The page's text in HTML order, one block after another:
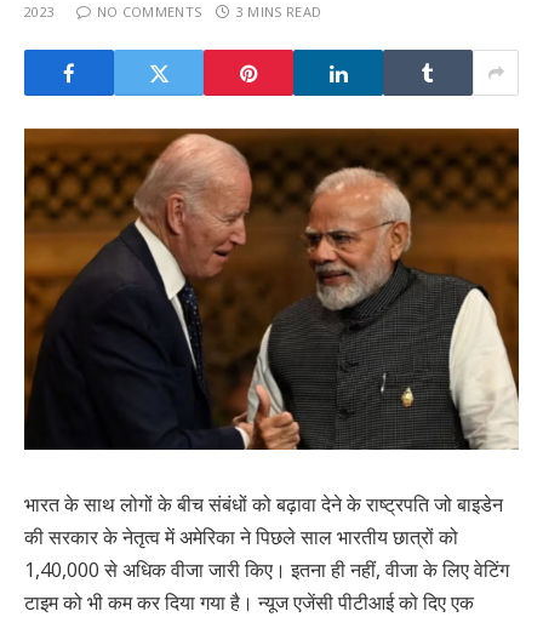
2023
NO COMMENTS 3 MINS READ
भारत के साथ लोगों के बीच संबंधों को बढ़ावा देने के राष्ट्रपति जो बाइडेन
की सरकार के नेतृत्व में अमेरिका ने पिछले साल भारतीय छात्रों को
1,40,000 से अधिक वीजा जारी किए। इतना ही नहीं, वीजा के लिए वेटिंग
टाइम को भी कम कर दिया गया है। न्यूज एजेंसी पीटीआई को दिए एक